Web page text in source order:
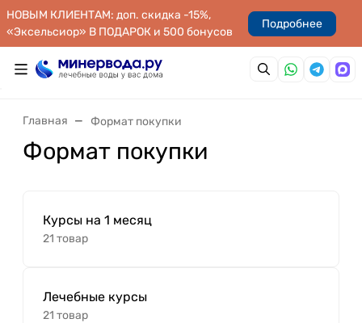
НОВЫМ КЛИЕНТАМ: доп. скидка -15%,
«Эксельсиор» В ПОДАРОК и 500 бонусов
Подробнее
Главная Формат покупки
Формат покупки
Курсы на 1 месяц
21 товар
Лечебные курсы
21 товар